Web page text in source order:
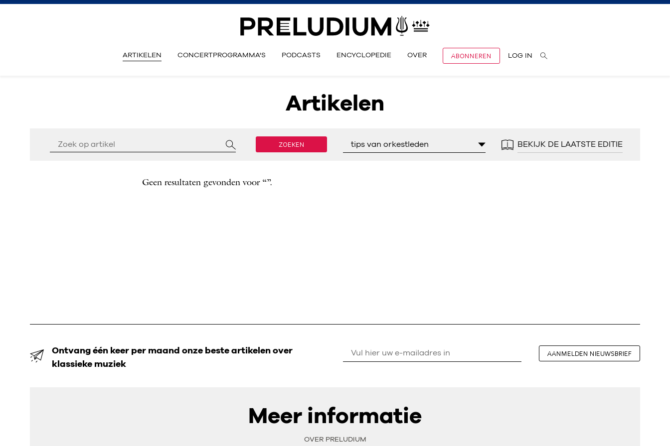
ARTIKELEN CONCERTPROGRAMMA'S PODCASTS ENCYCLOPEDIE OVER ABONNEREN LOG IN
Artikelen
ZOEKEN tips van orkestleden BEKIJK DE LAATSTE EDITIE
Geen resultaten gevonden voor “”.
Ontvang één keer per maand onze beste artikelen over
klassieke muziek
AANMELDEN NIEUWSBRIEF
Meer informatie
OVER PRELUDIUM